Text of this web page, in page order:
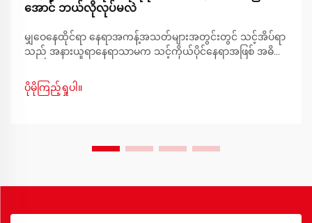
အောင် ဘယ်လိုလုပ်မလဲ
မျှဝေနေထိုင်ရာ နေရာအကန့်အသတ်များအတွင်းတွင် သင့်အိပ်ရာ
သည် အနားယူရာနေရာသာမက သင့်ကိုယ်ပိုင်နေရာအဖြစ် အဓိက
နိုင်သော ပတ်ဝန်းကျင်ကို ဖန်တီးရာတွင် မူလတန်းတွင် နေထိုင်
ခြင်းသည် ထူးခြားသော စိန်ခေါ်မှုများကို ဖြစ်ပေါ်စေပါသည်။
ပိုမိုကြည့်ရှုပါ။